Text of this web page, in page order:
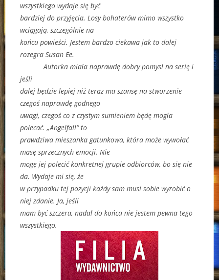
wszystkiego wydaje się być
bardziej do przyjęcia. Losy bohaterów mimo wszystko
wciągają, szczególnie na
końcu powieści. Jestem bardzo ciekawa jak to dalej
rozegra Susan Ee.
Autorka miała naprawdę dobry pomysł na serię i
jeśli
dalej będzie lepiej niż teraz ma szansę na stworzenie
czegoś naprawdę godnego
uwagi, czegoś co z czystym sumieniem będę mogła
polecać. „Angelfall” to
prawdziwa mieszanka gatunkowa, która może wywołać
masę sprzecznych emocji. Nie
mogę jej polecić konkretnej grupie odbiorców, bo się nie
da. Wydaje mi się, że
w przypadku tej pozycji każdy sam musi sobie wyrobić o
niej zdanie. Ja, jeśli
mam być szczera, nadal do końca nie jestem pewna tego
wszystkiego.